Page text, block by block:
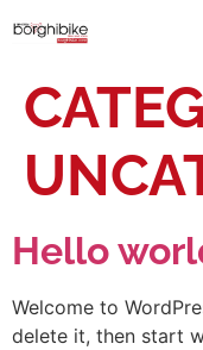
Hello
Welcome to
delete it, then start